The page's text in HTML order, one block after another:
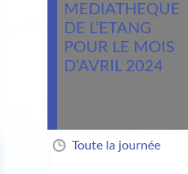
MEDIATHEQUE
DE L’ETANG
POUR LE MOIS
D’AVRIL 2024
Toute la journée